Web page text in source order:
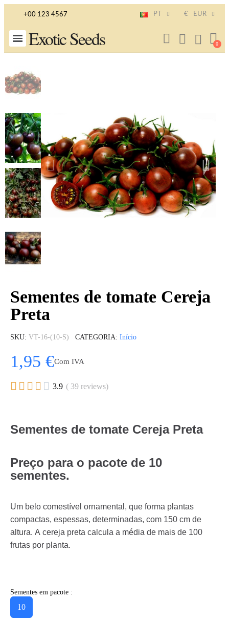
+00 123 4567 PT € EUR
Exotic Seeds
Sementes de tomate Cereja
Preta
SKU VT-16-(10-S) CATEGORIA Início
1,95 €Com IVA
     3.9 ( 39 reviews)
Sementes de tomate Cereja Preta
Preço para o pacote de 10
sementes.
Um belo comestível ornamental, que forma plantas
compactas, espessas, determinadas, com 150 cm de
altura. A cereja preta calcula a média de mais de 100
frutas por planta.
Sementes em pacote :
10